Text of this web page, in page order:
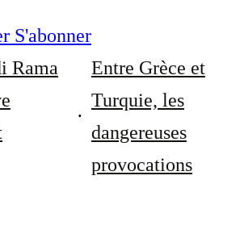
S'abonner
Rama
Entre Grèce et
Turquie, les
dangereuses
provocations